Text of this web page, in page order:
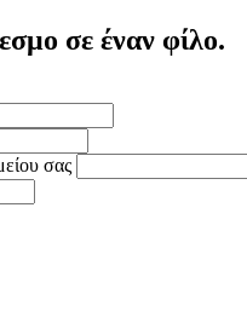
σε έναν φίλο.
σας